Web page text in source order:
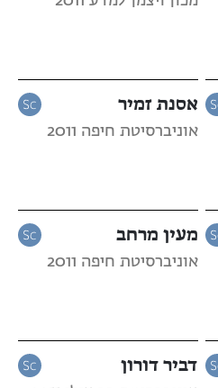
אסנת זמיר
אוניברסיטת חיפה 2011
מעין מרחב
אוניברסיטת חיפה 2011
דביר דורון